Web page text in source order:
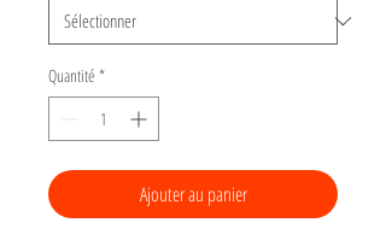
Quantité *
Ajouter au panier